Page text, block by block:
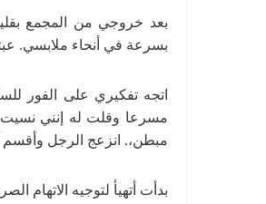
بعد خروجي من المجمع
بسرعة في أنحاء ملابسي.
اتجه تفكيري على الفور
مسرعا وقلت له إنني نسيت
مبطن،. انزعج الرجل وأقسم
بدأت أتهيأ لتوجيه الاتهام